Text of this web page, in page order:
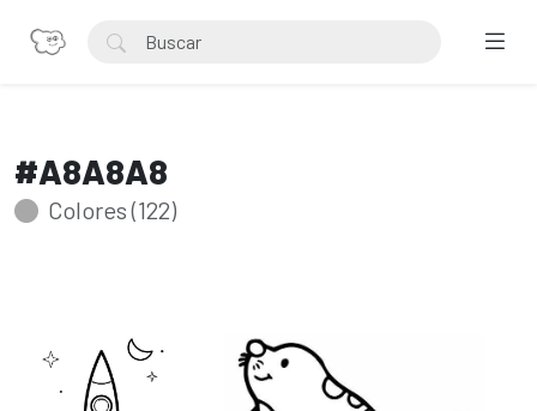
#A8A8A8
Colores (122)